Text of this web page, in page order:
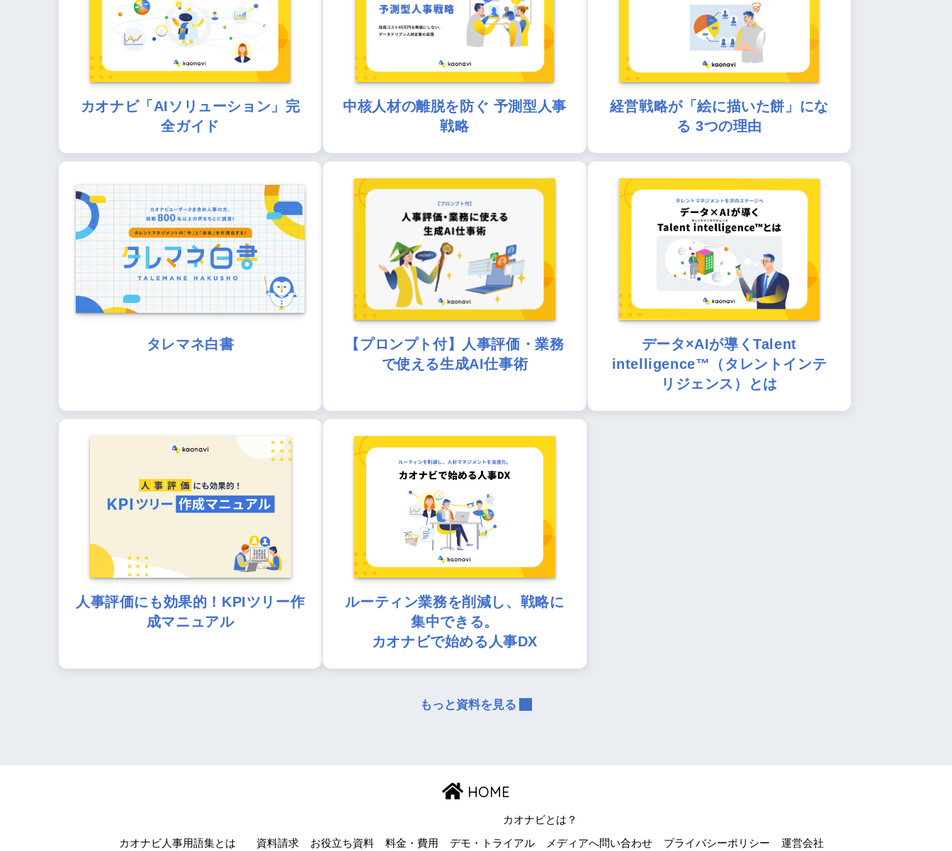
カオナビ「AIソリューション」完
全ガイド
中核人材の離脱を防ぐ 予測型人事
戦略
経営戦略が「絵に描いた餅」にな
る 3つの理由
タレマネ白書
【プロンプト付】人事評価・業務
で使える生成AI仕事術
データ×AIが導くTalent
intelligence™（タレントインテ
リジェンス）とは
人事評価にも効果的！KPIツリー作
成マニュアル
ルーティン業務を削減し、戦略に
集中できる。
カオナビで始める人事DX
もっと資料を見る
HOME
カオナビ人事用語集とは
カオナビとは？
資料請求 お役立ち資料 料金・費用 デモ・トライアル メディアへ問い合わせ プライバシーポリシー 運営会社